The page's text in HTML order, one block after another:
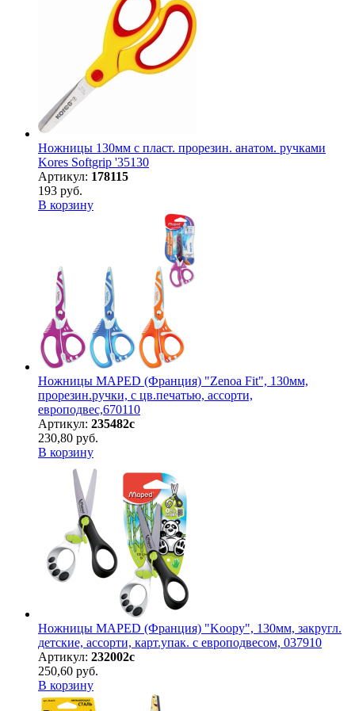
Ножницы 130мм с пласт. прорезин. анатом. ручками
Kores Softgrip '35130
Артикул: 178115
193 руб.
В корзину
Ножницы MAPED (Франция) "Zenoa Fit", 130мм,
прорезин.ручки, с цв.печатью, ассорти,
европодвес,670110
Артикул: 235482с
230,80 руб.
В корзину
Ножницы MAPED (Франция) "Koopy", 130мм, закругл.
детские, ассорти, карт.упак. с европодвесом, 037910
Артикул: 232002с
250,60 руб.
В корзину